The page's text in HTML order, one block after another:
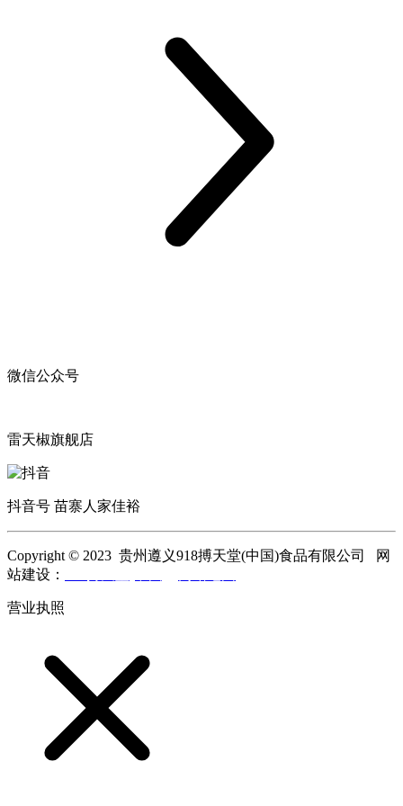
微信公众号
雷天椒旗舰店
抖音号 苗寨人家佳裕
Copyright © 2023 贵州遵义918搏天堂(中国)食品有限公司 网
站建设：
营业执照